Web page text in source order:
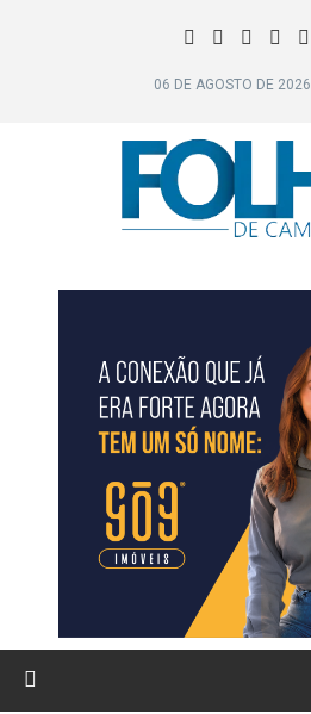
06 DE AGOSTO DE 2026